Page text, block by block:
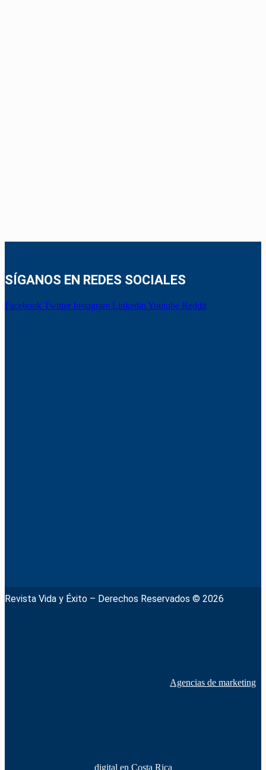
SÍGANOS EN REDES SOCIALES
Facebook Twitter Instagram Linkedin Youtube Reddit
Revista Vida y Éxito – Derechos Reservados © 2026
Agencias de marketing
digital en Costa Rica